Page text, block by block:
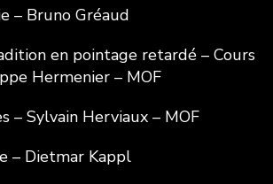
– Bruno Gréaud
en pointage retardé – Cours
Hermenier – MOF
– Sylvain Herviaux – MOF
– Dietmar Kappl